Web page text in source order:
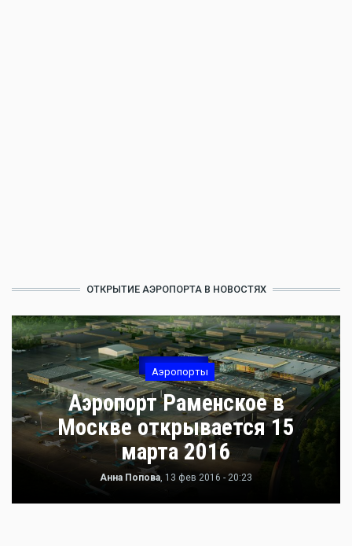
ОТКРЫТИЕ АЭРОПОРТА В НОВОСТЯХ
Аэропорты
Аэропорт Раменское в
Москве открывается 15
марта 2016
Анна Попова, 13 фев 2016 - 20:23